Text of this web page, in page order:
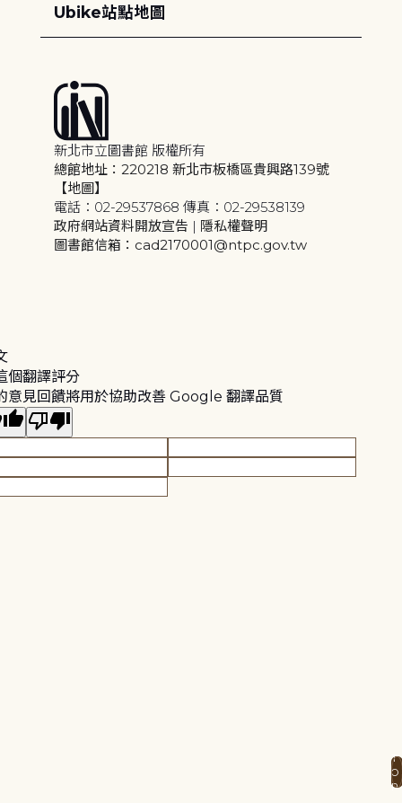
Ubike站點地圖
新北市立圖書館 版權所有
總館地址：220218 新北市板橋區貴興路139號
【地圖】
電話：02-29537868 傳真：02-29538139
政府網站資料開放宣告 | 隱私權聲明
圖書館信箱：cad2170001@ntpc.gov.tw
個翻譯評分
意見回饋將用於協助改善 Google 翻譯品質